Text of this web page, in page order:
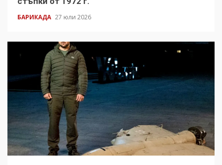
БАРИКАДА 27 юли 2026